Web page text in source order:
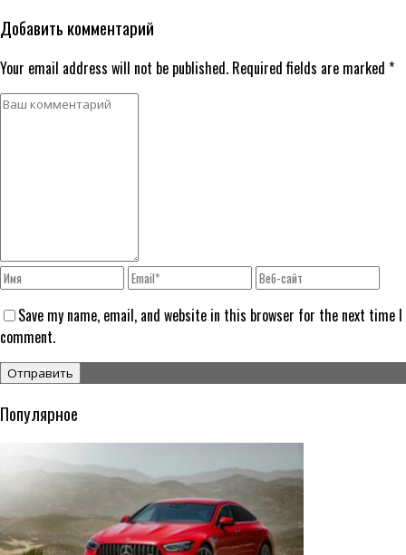
Добавить комментарий
Your email address will not be published. Required fields are marked *
Save my name, email, and website in this browser for the next time I
comment.
Популярное